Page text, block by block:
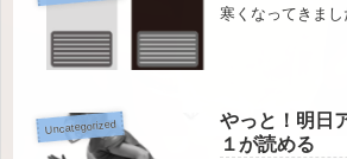
寒くなってきまし
Uncategorized
やっと！明日
１が読める